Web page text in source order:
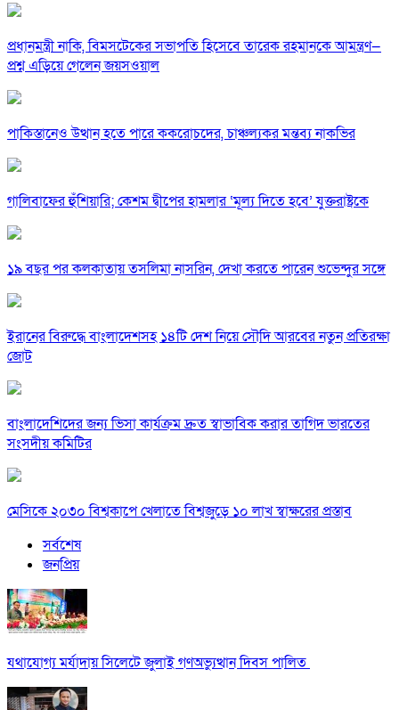
প্রধানমন্ত্রী নাকি, বিমসটেকের সভাপতি হিসেবে তারেক রহমানকে আমন্ত্রণ—
প্রশ্ন এড়িয়ে গেলেন জয়সওয়াল
পাকিস্তানেও উত্থান হতে পারে ককরোচদের, চাঞ্চল্যকর মন্তব্য নাকভির
গালিবাফের হুঁশিয়ারি; কেশম দ্বীপের হামলার ‘মূল্য দিতে হবে’ যুক্তরাষ্ট্রকে
১৯ বছর পর কলকাতায় তসলিমা নাসরিন, দেখা করতে পারেন শুভেন্দুর সঙ্গে
ইরানের বিরুদ্ধে বাংলাদেশসহ ১৪টি দেশ নিয়ে সৌদি আরবের নতুন প্রতিরক্ষা
জোট
বাংলাদেশিদের জন্য ভিসা কার্যক্রম দ্রুত স্বাভাবিক করার তাগিদ ভারতের
সংসদীয় কমিটির
মেসিকে ২০৩০ বিশ্বকাপে খেলাতে বিশ্বজুড়ে ১০ লাখ স্বাক্ষরের প্রস্তাব
সর্বশেষ
জনপ্রিয়
যথাযোগ্য মর্যাদায় সিলেটে জুলাই গণঅভ্যুত্থান দিবস পালিত